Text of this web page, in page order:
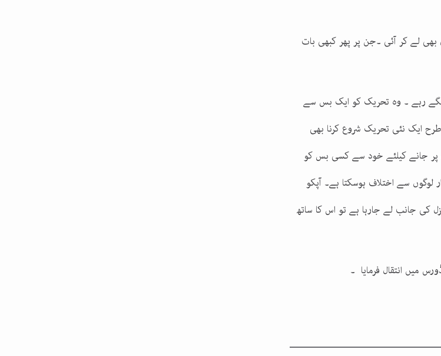
بھی لے کر آئی ۔جن پر پھر کبھی بات
لگے رہے ۔ وہ تحریک کو ایک بس سے
ایک نئی تحریک شروع کرنا بھی
پر جانے کیلئے خود سے کسی بس کو
سے اختلاف ہوسکتا ہے۔ آپکو
کی جانب لے جارہا ہے تو اس کا ساتھ